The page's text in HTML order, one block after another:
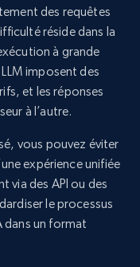
des requêtes
réside dans la
à grande
imposent des
et les réponses
à l’autre.
vous pouvez éviter
expérience unifiée
via des API ou des
le processus
dans un format